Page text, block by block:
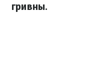
гривны.